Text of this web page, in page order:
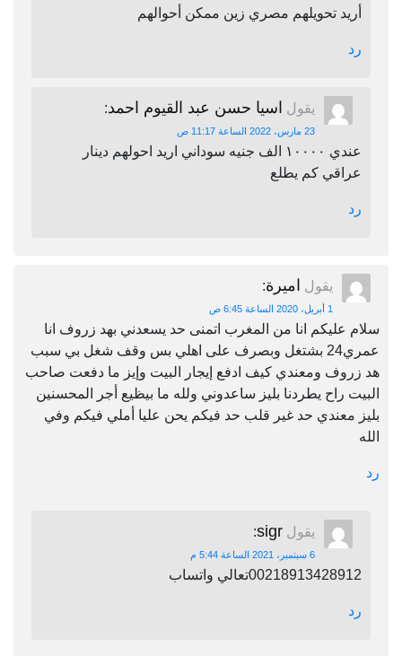
أريد تحويلهم مصري زين ممكن أحوالهم
رد
يقول اسيا حسن عبد القيوم احمد:
23 مارس، 2022 الساعة 11:17 ص
عندي ١٠٠٠٠ الف جنيه سوداني اريد احولهم دينار
عراقي كم يطلع
رد
يقول اميرة:
1 أبريل، 2020 الساعة 6:45 ص
سلام عليكم انا من المغرب اتمنى حد يسعدني بهد زروف انا
عمري24 بشتغل وبصرف على اهلي بس وقف شغل بي سبب
هد زروف ومعندي كيف ادفع إيجار البيت وإيز ما دفعت صاحب
البيت راح يطردنا بليز ساعدوني ولله ما بيظيع أجر المحسنين
بليز معندي حد غير قلب حد فيكم يحن عليا أملي فيكم وفي
الله
رد
يقول sigr
:
6 سبتمبر، 2021 الساعة 5:44 م
00218913428912تعالي واتساب
رد